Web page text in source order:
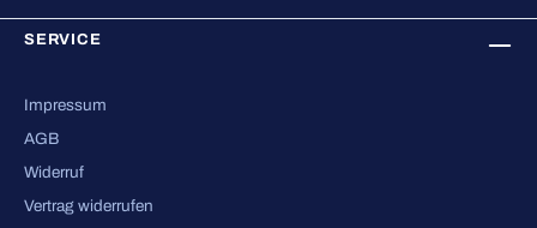
SERVICE
Impressum
AGB
Widerruf
Vertrag widerrufen